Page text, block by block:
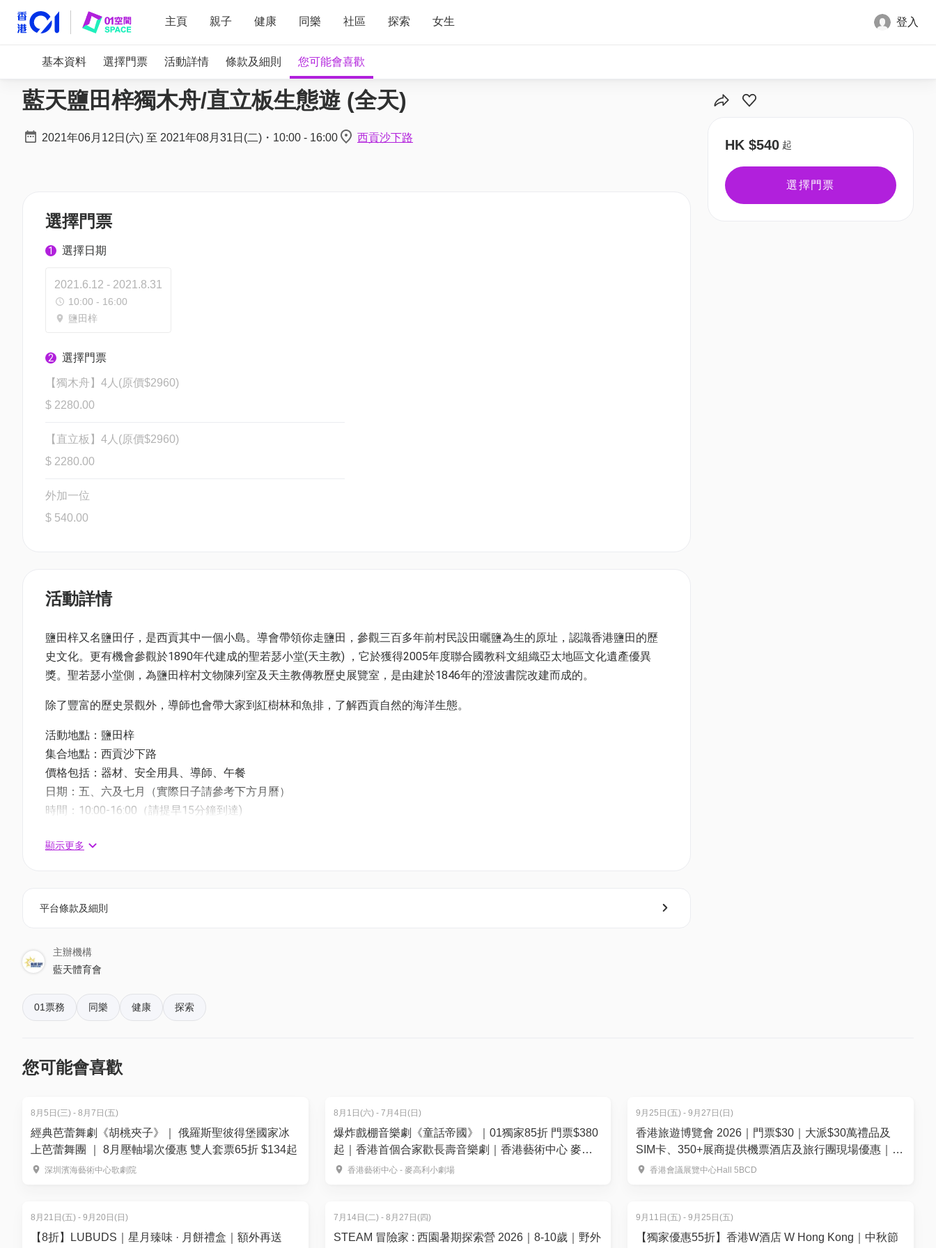
登入
主頁 親子 健康 同樂 社區 探索 女生
基本資料 選擇門票 活動詳情 條款及細則 您可能會喜歡
藍天鹽田梓獨木舟/直立板生態遊 (全天)
2021年06月12日(六) 至 2021年08月31日(二) ・ 10:00 - 16:00 西貢沙下路
選擇門票
1 選擇日期
2021.6.12 - 2021.8.31
10:00 - 16:00
鹽田梓
2 選擇門票
【獨木舟】4人(原價$2960)
$ 2280.00
【直立板】4人(原價$2960)
$ 2280.00
外加一位
$ 540.00
活動詳情
鹽田梓又名鹽田仔，是西貢其中一個小島。導會帶領你走鹽田，參觀三百多年前村民設田曬鹽為生的原址，認識香港鹽田的歷
史文化。更有機會參觀於1890年代建成的聖若瑟小堂(天主教) ，它於獲得2005年度聯合國教科文組織亞太地區文化遺產優異
獎。聖若瑟小堂側，為鹽田梓村文物陳列室及天主教傳教歷史展覽室，是由建於1846年的澄波書院改建而成的。
除了豐富的歷史景觀外，導師也會帶大家到紅樹林和魚排，了解西貢自然的海洋生態。
活動地點：鹽田梓
集合地點：西貢沙下路
價格包括：器材、安全用具、導師、午餐
日期：五、六及七月（實際日子請參考下方月曆）
時間：10:00-16:00（請提早15分鐘到達)
年齡：8歲或以上
【直立板】4人 $2,280 (原價$2,960)
(大人小朋友同價)八歲以下小朋友同樣需要比全價，而且每位小朋友全程必須要有一位家長陪同
行程 – 鹽田梓 (沙下出發 -> 經大環/早禾坑 -> VRC ->鹽田梓 – 全程約3公里）：
09:45 沙下路集合，準備器材、點名、更換衣服
10:30 前往鹽田梓
12:00 午餐
15:30 收拾器材，更換衣服
16:00 解散
👉🏻請按此尋找更多生態遊活動
顯示更多
平台條款及細則
主辦機構
藍天體育會
01票務 同樂 健康 探索
HK $540 起
選擇門票
您可能會喜歡
8月5日(三) - 8月7日(五)
經典芭蕾舞劇《胡桃夾子》｜ 俄羅斯聖彼得堡國家冰
上芭蕾舞團 ｜ 8月壓軸場次優惠 雙人套票65折 $134起
深圳濱海藝術中心歌劇院
8月1日(六) - 7月4日(日)
爆炸戲棚音樂劇《童話帝國》｜01獨家85折 門票$380
起｜香港首個合家歡長壽音樂劇｜香港藝術中心 麥高
利小劇場上演
香港藝術中心 - 麥高利小劇場
9月25日(五) - 9月27日(日)
香港旅遊博覽會 2026｜門票$30｜大派$30萬禮品及
SIM卡、350+展商提供機票酒店及旅行團現場優惠｜
9.25-27 灣仔會展
香港會議展覽中心Hall 5BCD
8月21日(五) - 9月20日(日)
【8折】LUBUDS｜星月臻味 · 月餅禮盒｜額外再送
7月14日(二) - 8月27日(四)
STEAM 冒險家 : 西園暑期探索營 2026｜8-10歲｜野外
9月11日(五) - 9月25日(五)
【獨家優惠55折】香港W酒店 W Hong Kong｜中秋節